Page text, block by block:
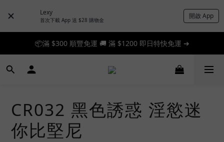
Lexy
首次下載 App 送 $28 購物金 開啟 App
📦滿 $300 順豐免運 🚚 滿 $1200 即日特快免運 ➔
📦滿 $300 順豐免運 🚚 滿 $1200 即日特快免運 ➔
🎉 新人首單享 88 折，快來領券加入！➔
CR032 黑色誘惑 淫慾迷
你比堅尼